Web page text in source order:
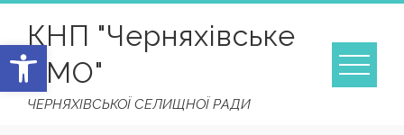
content
КНП "Черняхівське
ТМО"
ЧЕРНЯХІВСЬКОЇ СЕЛИЩНОЇ РАДИ
Відкрити Панель інструментів